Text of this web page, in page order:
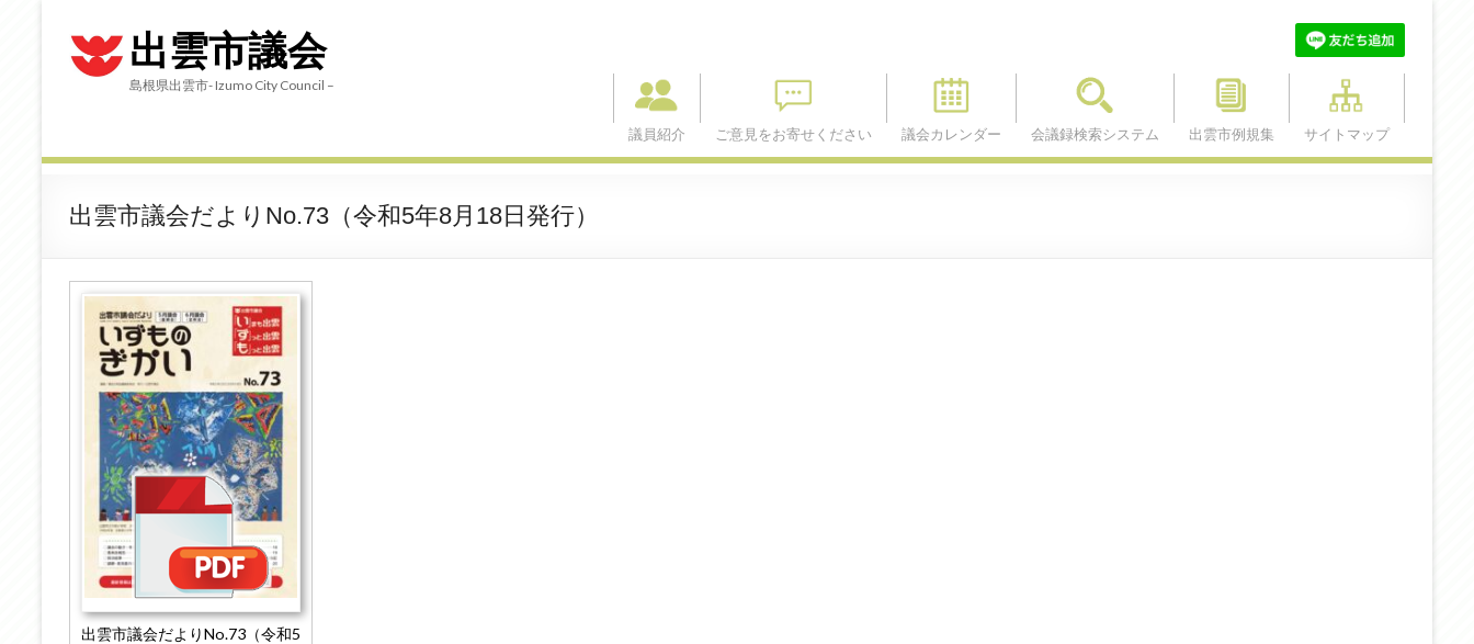
出雲市議会
島根県出雲市- Izumo City Council –
議員紹介 ご意見をお寄せください 議会カレンダー 会議録検索システム 出雲市例規集 サイトマップ
出雲市議会だよりNo.73（令和5年8月18日発行）
出雲市議会だよりNo.73（令和5